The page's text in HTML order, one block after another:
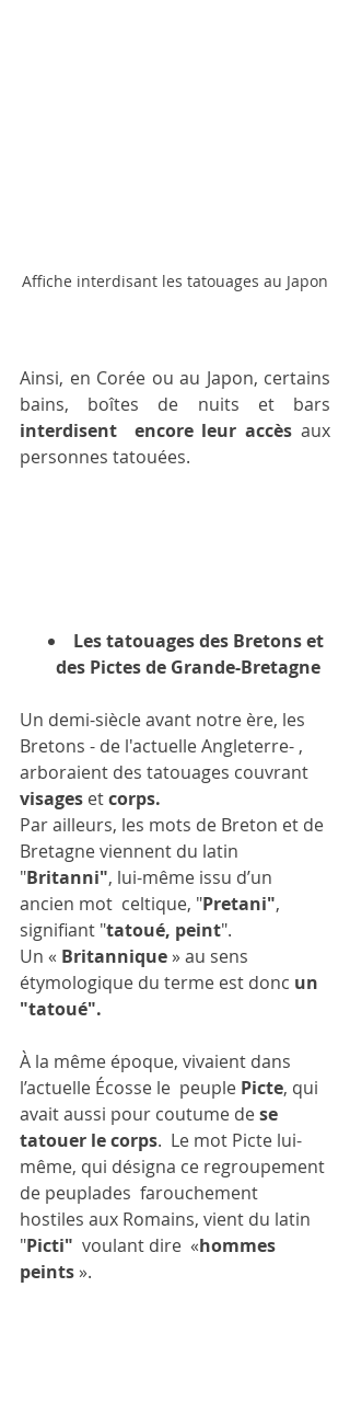
Affiche interdisant les tatouages au Japon
Ainsi, en Corée ou au Japon, certains
interdisent  encore leur accès aux
personnes tatouées.
Les tatouages des Bretons et
des Pictes de Grande-Bretagne
Un demi-siècle avant notre ère, les
Bretons - de l'actuelle Angleterre- ,
arboraient des tatouages couvrant
visages et corps.
Par ailleurs, les mots de Breton et de
Bretagne viennent du latin
"Britanni", lui-même issu d’un
ancien mot  celtique, "Pretani",
signifiant "tatoué, peint".
Un « Britannique » au sens
étymologique du terme est donc un
"tatoué".
À la même époque, vivaient dans
l’actuelle Écosse le  peuple Picte, qui
avait aussi pour coutume de se
tatouer le corps.  Le mot Picte lui-
même, qui désigna ce regroupement
de peuplades  farouchement
hostiles aux Romains, vient du latin
"Picti" voulant dire  «hommes
peints ».